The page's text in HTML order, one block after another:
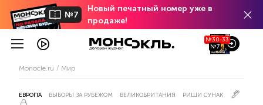
№7
Новый печатный номер уже в
продаже!
№30-33
№7
Monocle.ru Мир
ЕВРОПА ВЫБОРЫ ЗА РУБЕЖОМ ВЕЛИКОБРИТАНИЯ РИШИ СУНАК